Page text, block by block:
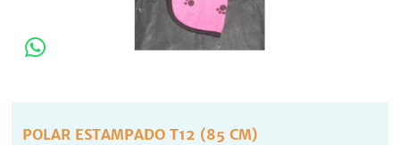
POLAR ESTAMPADO T12 (85 CM)